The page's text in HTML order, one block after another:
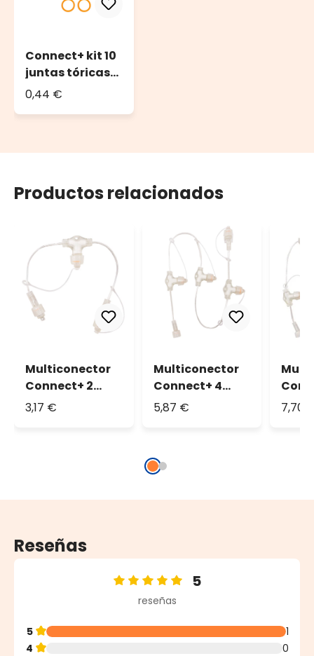
Connect+ kit 10
juntas tóricas
de caucho, O-
0,44 €
Productos relacionados
Multiconector
Connect+ 2
salidas, cable
3,17 €
Multiconector
Connect+ 4
salidas, cable
5,87 € 7,70
Reseñas
Calificación promedio de 5 de 5 estrellas
5
reseñas
5
1
4
0